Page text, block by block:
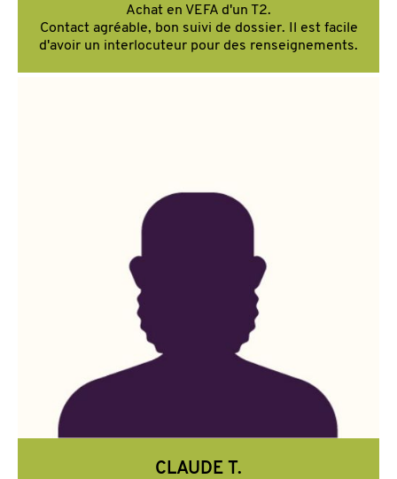
Achat en VEFA d'un T2.
Contact agréable, bon suivi de dossier. Il est facile
d'avoir un interlocuteur pour des renseignements.
CLAUDE T.